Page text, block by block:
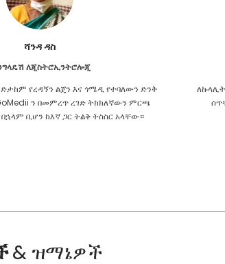
ሻንዳ ዳስ
ለጂስትሮኢንትሮሎጂ
የረዳኝን ልጄን እና ጎሜዲ የተባለውን ድንቅ
ን በመምረጥ ረገድ ትክክለኛውን ምርጫ
ቢሆን ከእኛ ጋር ትልቅ ትስስር አላቸው።
& ዝማኔዎች